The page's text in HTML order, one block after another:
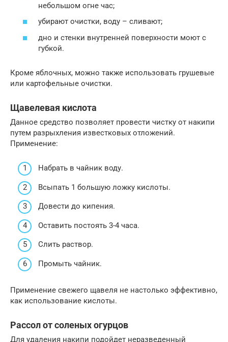
небольшом огне час;
убирают очистки, воду – сливают;
дно и стенки внутренней поверхности моют с
губкой.
Кроме яблочных, можно также использовать грушевые
или картофельные очистки.
Щавелевая кислота
Данное средство позволяет провести чистку от накипи
путем разрыхления известковых отложений.
Применение:
Набрать в чайник воду.
Всыпать 1 большую ложку кислоты.
Довести до кипения.
Оставить постоять 3-4 часа.
Слить раствор.
Промыть чайник.
Применение свежего щавеля не настолько эффективно,
как использование кислоты.
Рассол от соленых огурцов
Для удаления накипи подойдет неразведенный